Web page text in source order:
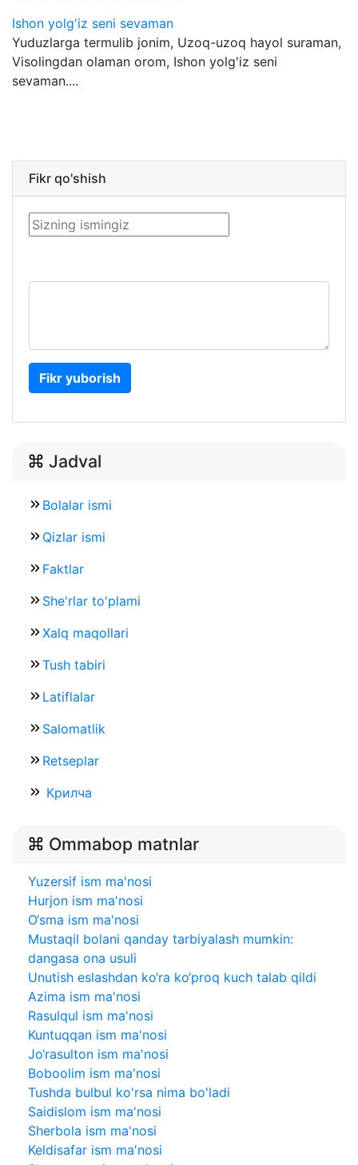
Ishon yolg'iz seni sevaman
Yuduzlarga termulib jonim, Uzoq-uzoq hayol suraman,
Visolingdan olaman orom, Ishon yolg'iz seni
sevaman....
Fikr qo'shish
Fikr yuborish
Jadval
Bolalar ismi
Qizlar ismi
Faktlar
She'rlar to'plami
Xalq maqollari
Tush tabiri
Latiflalar
Salomatlik
Retseplar
Крилча
Ommabop matnlar
Yuzersif ism ma'nosi
Hurjon ism ma'nosi
O‘sma ism ma'nosi
Mustaqil bolani qanday tarbiyalash mumkin:
dangasa ona usuli
Unutish eslashdan ko‘ra ko‘proq kuch talab qildi
Azima ism ma'nosi
Rasulqul ism ma'nosi
Kuntuqqan ism ma'nosi
Jo‘rasulton ism ma'nosi
Boboolim ism ma'nosi
Tushda bulbul ko'rsa nima bo'ladi
Saidislom ism ma'nosi
Sherbola ism ma'nosi
Keldisafar ism ma'nosi